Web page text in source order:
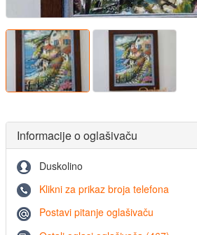
Informacije o oglašivaču
Duskolino
Klikni za prikaz broja telefona
Postavi pitanje oglašivaču